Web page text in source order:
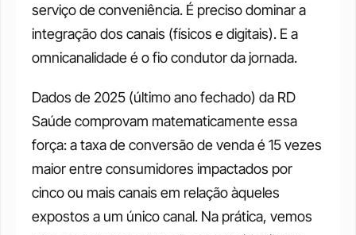
serviço de conveniência. É preciso dominar a
integração dos canais (físicos e digitais). E a
omnicanalidade é o fio condutor da jornada.
Dados de 2025 (último ano fechado) da RD
Saúde comprovam matematicamente essa
força: a taxa de conversão de venda é 15 vezes
maior entre consumidores impactados por
cinco ou mais canais em relação àqueles
expostos a um único canal. Na prática, vemos